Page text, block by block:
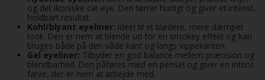
og det ikoniske cat-eye. Den tørrer hurtigt og giver et intenst,
holdbart resultat.
Kohl/blyant eyeliner: Ideel til et blødere, mere dæmpet
look. Den er nem at blende ud for en smokey effekt og kan
bruges både på den våde kant og langs vippekanten.
Gel eyeliner: Tilbyder en god balance mellem præcision og
blendbarhed. Den påføres med en pensel og giver en intens
farve, der er nem at arbejde med.